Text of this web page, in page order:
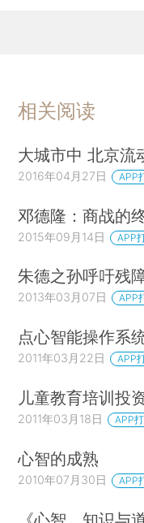
相关阅读
大城市中 北京流
2016年04月27日 APP
邓德隆：商战的
2015年09月14日 APP
朱德之孙呼吁残
2013年03月07日 APP
点心智能操作系
2011年03月22日 APP
儿童教育培训投
2011年03月18日 APP
心智的成熟
2010年07月30日 APP